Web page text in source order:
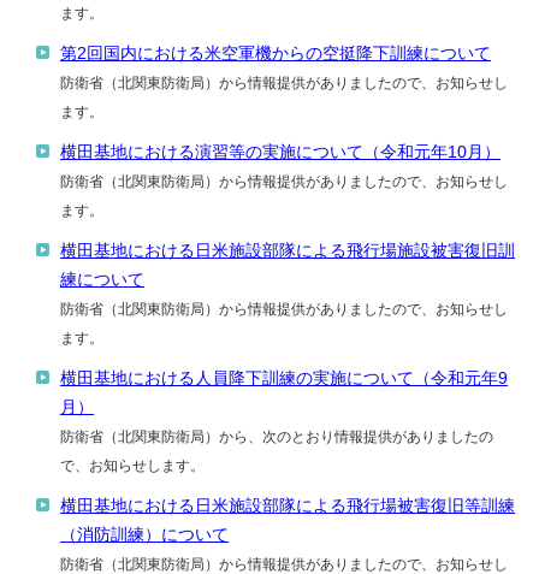
ます。
第2回国内における米空軍機からの空挺降下訓練について
防衛省（北関東防衛局）から情報提供がありましたので、お知らせし
ます。
横田基地における演習等の実施について（令和元年10月）
防衛省（北関東防衛局）から情報提供がありましたので、お知らせし
ます。
横田基地における日米施設部隊による飛行場施設被害復旧訓
練について
防衛省（北関東防衛局）から情報提供がありましたので、お知らせし
ます。
横田基地における人員降下訓練の実施について（令和元年9
月）
防衛省（北関東防衛局）から、次のとおり情報提供がありましたの
で、お知らせします。
横田基地における日米施設部隊による飛行場被害復旧等訓練
（消防訓練）について
防衛省（北関東防衛局）から情報提供がありましたので、お知らせし